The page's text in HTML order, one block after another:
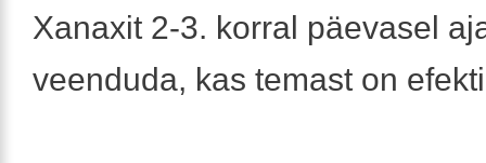
Xanaxit 2-3. korral päevasel
veenduda, kas temast on